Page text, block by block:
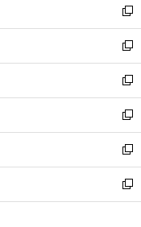
く
で
開
く
ド
ウ
で
開
く
ィ
ン
ド
ウ
で
開
く
い
ウ
ィ
ン
ド
ウ
で
開
く
新
し
い
ウ
ィ
ン
ド
ウ
で
開
く
新
し
い
ウ
ィ
ン
ド
ウ
で
開
新
し
い
ウ
ィ
ン
ド
ウ
新
し
い
ウ
ィ
ン
新
し
い
ウ
新
し